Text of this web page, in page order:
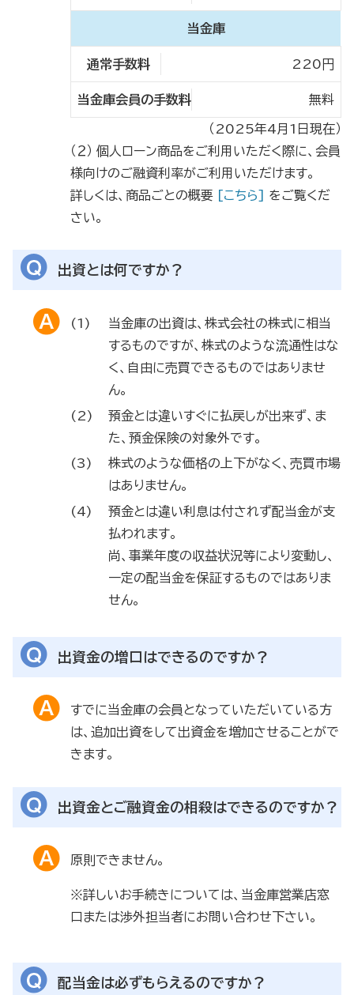
当金庫
220円
無料
（2025年4月1日現在）
（２） 個人ローン商品をご利用いただく際に、会員
様向けのご融資利率がご利用いただけます。
詳しくは、商品ごとの概要 [こちら] をご覧くだ
さい。
出資とは何ですか？
当金庫の出資は、株式会社の株式に相当
するものですが、株式のような流通性はな
く、自由に売買できるものではありませ
ん。
預金とは違いすぐに払戻しが出来ず、ま
た、預金保険の対象外です。
株式のような価格の上下がなく、売買市場
はありません。
預金とは違い利息は付されず配当金が支
払われます。
尚、事業年度の収益状況等により変動し、
一定の配当金を保証するものではありま
せん。
出資金の増口はできるのですか？
すでに当金庫の会員となっていただいている方
は、追加出資をして出資金を増加させることがで
きます。
出資金とご融資金の相殺はできるのですか？
原則できません。
※詳しいお手続きについては、当金庫営業店窓
口または渉外担当者にお問い合わせ下さい。
配当金は必ずもらえるのですか？